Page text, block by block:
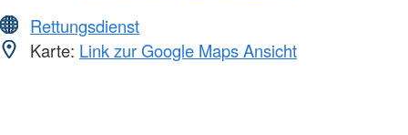
Rettungsdienst
Karte: Link zur Google Maps Ansicht